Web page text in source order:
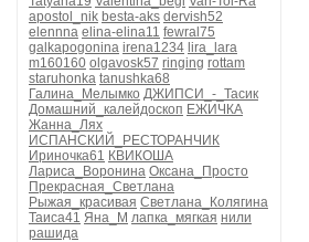
apostol_nik besta-aks dervish52
elennna elina-elina11 fewral75
galkapogonina irena1234 lira_lara
m160160 olgavosk57 ringing rottam
staruhonka tanushka68
Галина_Мелымко ДЖИПСИ_-_Тасик
Домашний_калейдоскоп ЕЖИЧКА
Жанна_Лях
ИСПАНСКИЙ_РЕСТОРАНЧИК
Ириночка61 КВИКОША
Лариса_Воронина Оксана_Просто
Прекрасная_Светлана
Рыжая_красивая Светлана_Колягина
Таиса41 Яна_М лапка_мягкая нили
рашида